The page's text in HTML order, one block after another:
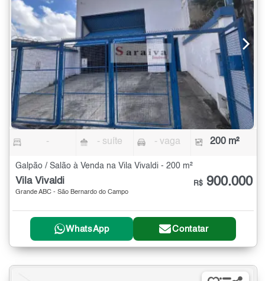
- - suíte - vaga 200 m²
Galpão / Salão à Venda na Vila Vivaldi - 200 m²
Vila Vivaldi
Grande ABC - São Bernardo do Campo
R$ 900.000
WhatsApp Contatar